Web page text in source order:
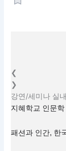
❮
❯
강연/세미나 실내
지혜학교 인문
패션과 인간, 한